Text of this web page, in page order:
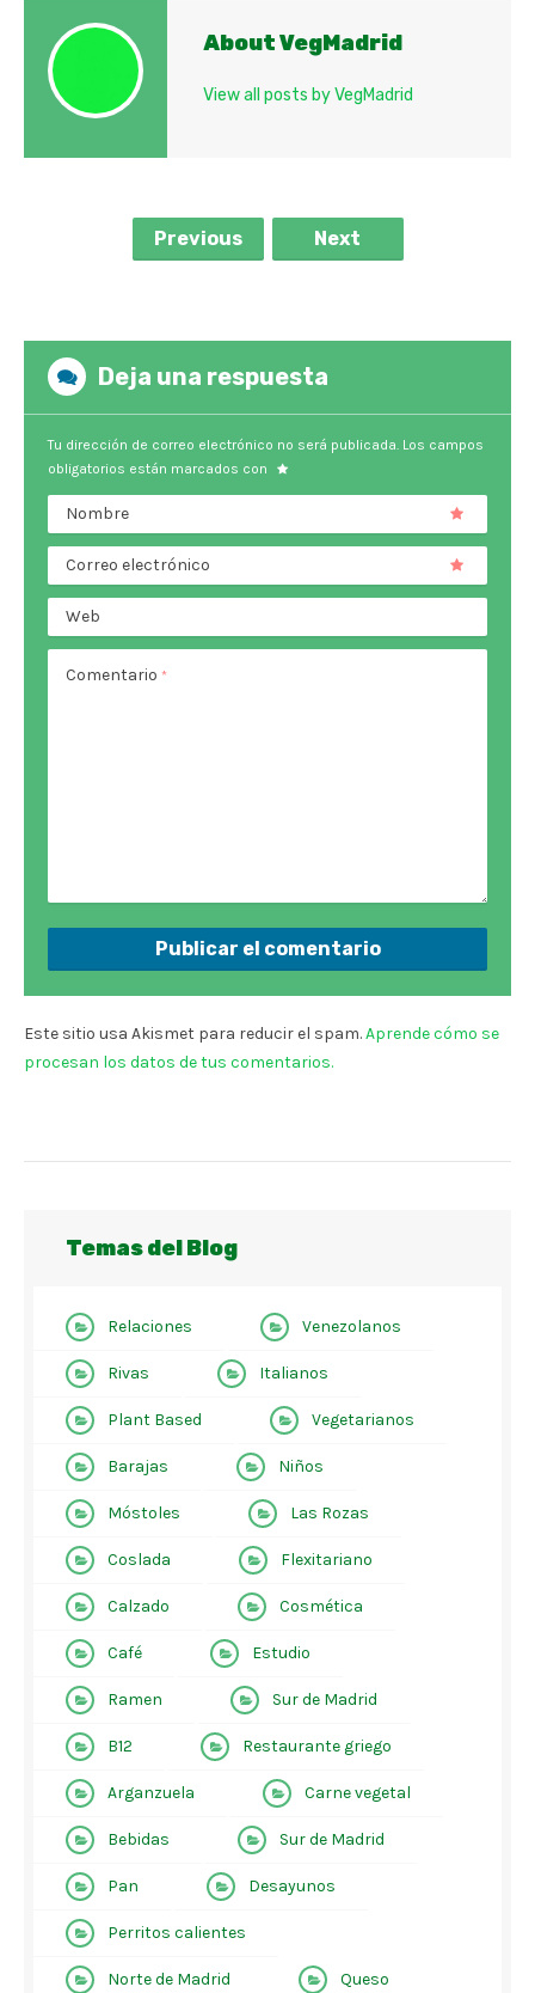
About VegMadrid
View all posts by VegMadrid
Previous Next
Deja una respuesta
Tu dirección de correo electrónico no será publicada. Los campos
obligatorios están marcados con
Nombre
Correo electrónico
Web
Comentario *
Este sitio usa Akismet para reducir el spam.Aprende cómo se
procesan los datos de tus comentarios.
Temas del Blog
Relaciones Venezolanos
Rivas Italianos
Plant Based Vegetarianos
Barajas Niños
Móstoles Las Rozas
Coslada Flexitariano
Calzado Cosmética
Café Estudio
Ramen Sur de Madrid
B12 Restaurante griego
Arganzuela Carne vegetal
Bebidas Sur de Madrid
Pan Desayunos
Perritos calientes
Norte de Madrid Queso